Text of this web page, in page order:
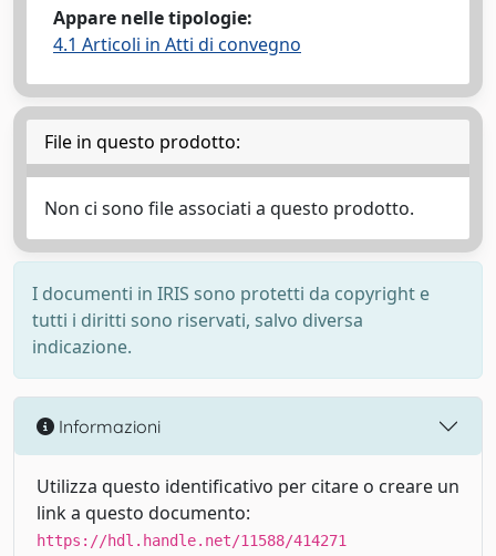
Appare nelle tipologie:
4.1 Articoli in Atti di convegno
File in questo prodotto:
Non ci sono file associati a questo prodotto.
I documenti in IRIS sono protetti da copyright e
tutti i diritti sono riservati, salvo diversa
indicazione.
Informazioni
Utilizza questo identificativo per citare o creare un
link a questo documento:
https://hdl.handle.net/11588/414271